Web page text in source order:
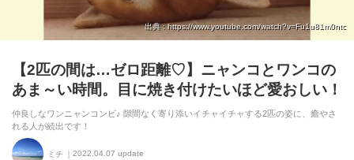
出典 : https://www.youtube.com/watch?v=Fu1u81m0ntc
【2匹の間は…ゼロ距離♡】ニャンコとワンコの
あま～い時間。目に焼き付けたいほど愛おしい！
仲良しなワンニャンコンビ♪ 隙間なく寄り添いイチャイチャする2匹の姿に、癒やさ
れる人が続出です！
ミチ 2022.04.07 update